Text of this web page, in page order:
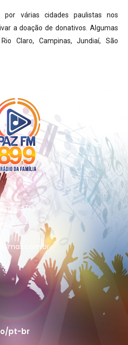
por várias cidades paulistas nos
a doação de donativos. Algumas
Claro, Campinas, Jundiaí, São
TO
pt-br